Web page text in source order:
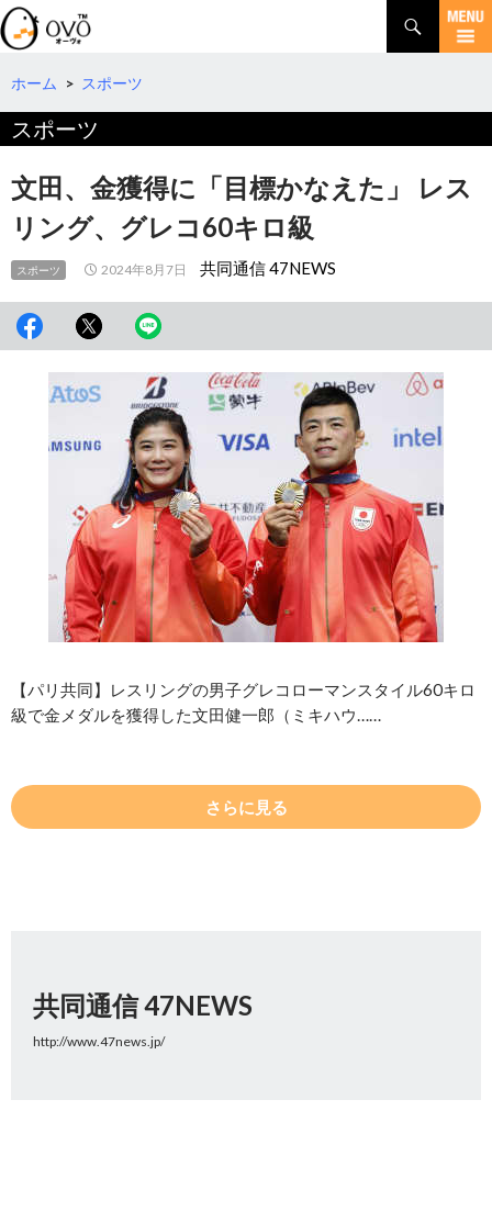
検
索
コ
テ
へ
動
ホーム > スポーツ
スポーツ
文田、金獲得に「目標かなえた」 レス
リング、グレコ60キロ級
スポーツ 2024年8月7日 共同通信 47NEWS
【パリ共同】レスリングの男子グレコローマンスタイル60キロ
級で金メダルを獲得した文田健一郎（ミキハウ……
さらに見る
共同通信 47NEWS
http://www.47news.jp/